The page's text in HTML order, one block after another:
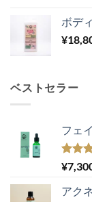
ボデ
¥
ベストセラー
フェ
5段階
5.00
¥
アク